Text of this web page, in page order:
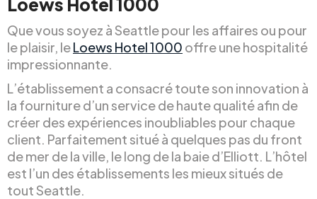
Que vous soyez à Seattle pour les affaires ou pour
le plaisir, leLoews Hotel 1000 offre une hospitalité
impressionnante.
L’établissement a consacré toute son innovation à
la fourniture d’un service de haute qualité afin de
créer des expériences inoubliables pour chaque
client. Parfaitement situé à quelques pas du front
de mer de la ville, le long de la baie d’Elliott. L’hôtel
est l’un des établissements les mieux situés de
tout Seattle.